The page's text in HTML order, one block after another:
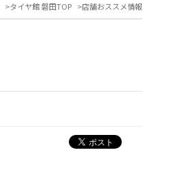
タイヤ館 磐田TOP 店舗おススメ情報